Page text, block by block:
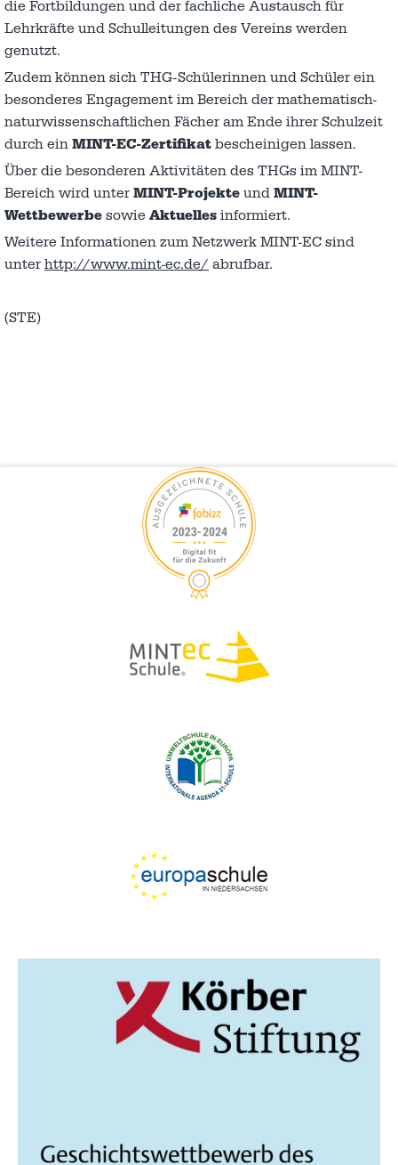
die Fortbildungen und der fachliche Austausch für
Lehrkräfte und Schulleitungen des Vereins werden
genutzt.
Zudem können sich THG-Schülerinnen und Schüler ein
besonderes Engagement im Bereich der mathematisch-
naturwissenschaftlichen Fächer am Ende ihrer Schulzeit
durch ein MINT-EC-Zertifikat bescheinigen lassen.
Über die besonderen Aktivitäten des THGs im MINT-
Bereich wird unter MINT-Projekte und MINT-
Wettbewerbe sowie Aktuelles informiert.
Weitere Informationen zum Netzwerk MINT-EC sind
unter http://www.mint-ec.de/ abrufbar.
(STE)